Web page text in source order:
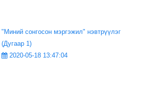
"Миний сонгосон мэргэжил" нэвтрүүлэг
(Дугаар 1)
2020-05-18 13:47:04